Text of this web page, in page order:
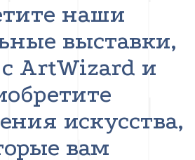
наши
выставки,
ArtWizard и
искусства,
вам